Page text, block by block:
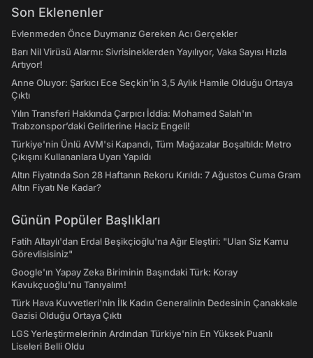
Son Eklenenler
Evlenmeden Önce Duymanız Gereken Acı Gerçekler
Barı Nil Virüsü Alarmı: Sivrisineklerden Yayılıyor, Vaka Sayısı Hızla
Artıyor!
Anne Oluyor: Şarkıcı Ece Seçkin'in 3,5 Aylık Hamile Olduğu Ortaya
Çıktı
Yılın Transferi Hakkında Çarpıcı İddia: Mohamed Salah'ın
Trabzonspor’daki Gelirlerine Haciz Engeli!
Türkiye'nin Ünlü AVM'si Kapandı, Tüm Mağazalar Boşaltıldı: Metro
Çıkışını Kullananlara Uyarı Yapıldı
Altın Fiyatında Son 28 Haftanın Rekoru Kırıldı: 7 Ağustos Cuma Gram
Altın Fiyatı Ne Kadar?
Günün Popüler Başlıkları
Fatih Altaylı'dan Erdal Beşikçioğlu'na Ağır Eleştiri: "Ulan Siz Kamu
Görevlisisiniz"
Google'ın Yapay Zeka Biriminin Başındaki Türk: Koray
Kavukçuoğlu'nu Tanıyalım!
Türk Hava Kuvvetleri'nin İlk Kadın Generalinin Dedesinin Çanakkale
Gazisi Olduğu Ortaya Çıktı
LGS Yerleştirmelerinin Ardından Türkiye'nin En Yüksek Puanlı
Liseleri Belli Oldu